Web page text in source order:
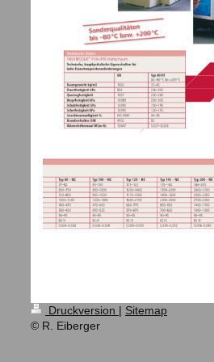
Druckversion | Sitemap
© R. Eiberger